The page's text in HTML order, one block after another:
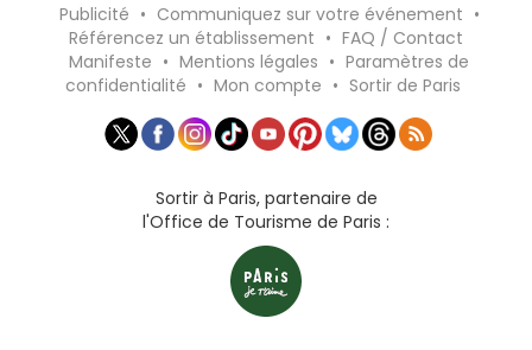
Publicité • Communiquez sur votre événement •
Référencez un établissement • FAQ / Contact
Manifeste • Mentions légales • Paramètres de
confidentialité • Mon compte • Sortir de Paris
Sortir à Paris, partenaire de
l'Office de Tourisme de Paris :